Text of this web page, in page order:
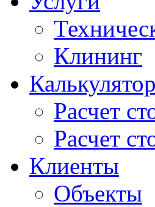
Клининг
Калькулятор
Расчет
Расчет
Клиенты
Объекты